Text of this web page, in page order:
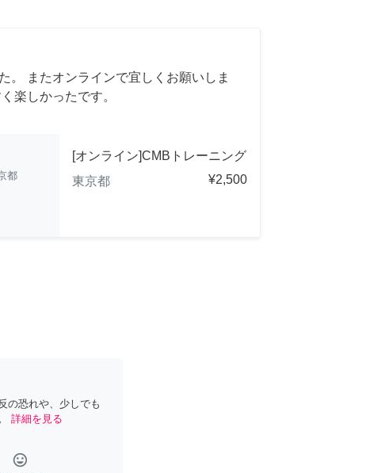
。 またオンラインで宜しくお願いしま
楽しかったです。
都
[オンライン]CMBトレーニング
東京都
¥2,500
の恐れや、少しでも
詳細を見る
tag_faces